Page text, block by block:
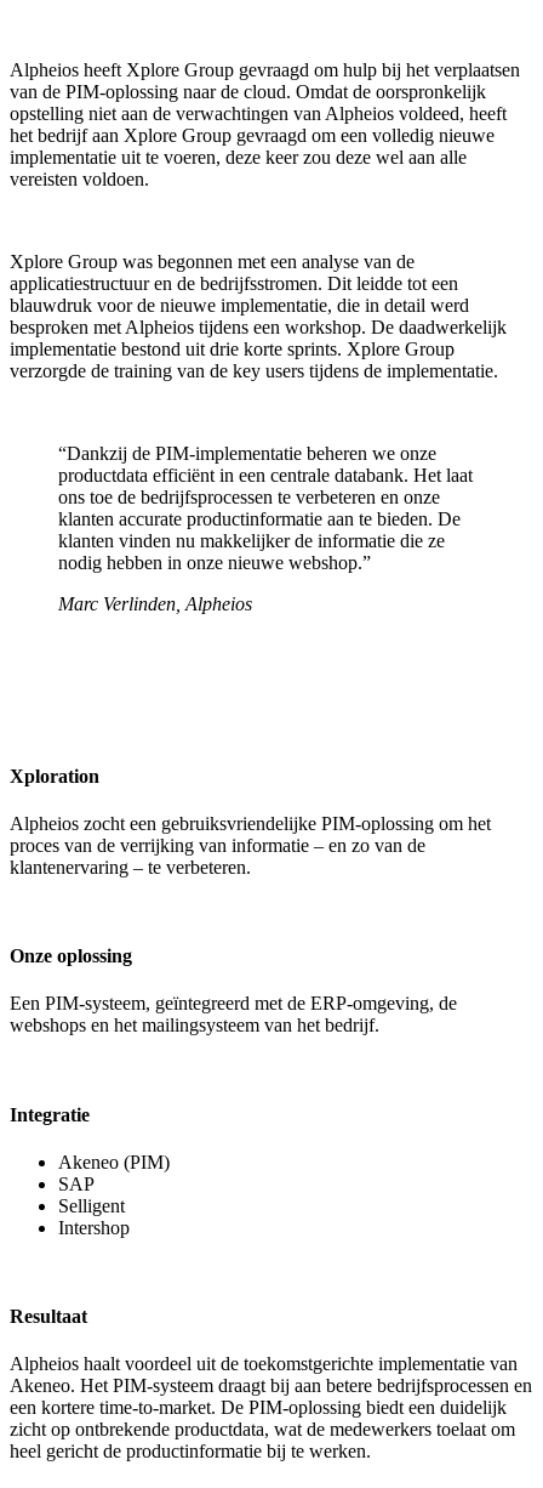
Alpheios heeft Xplore Group gevraagd om hulp bij het verplaatsen
van de PIM-oplossing naar de cloud. Omdat de oorspronkelijk
opstelling niet aan de verwachtingen van Alpheios voldeed, heeft
het bedrijf aan Xplore Group gevraagd om een volledig nieuwe
implementatie uit te voeren, deze keer zou deze wel aan alle
vereisten voldoen.
Xplore Group was begonnen met een analyse van de
applicatiestructuur en de bedrijfsstromen. Dit leidde tot een
blauwdruk voor de nieuwe implementatie, die in detail werd
besproken met Alpheios tijdens een workshop. De daadwerkelijk
implementatie bestond uit drie korte sprints. Xplore Group
verzorgde de training van de key users tijdens de implementatie.
“Dankzij de PIM-implementatie beheren we onze
productdata efficiënt in een centrale databank. Het laat
ons toe de bedrijfsprocessen te verbeteren en onze
klanten accurate productinformatie aan te bieden. De
klanten vinden nu makkelijker de informatie die ze
nodig hebben in onze nieuwe webshop.”
Marc Verlinden, Alpheios
Xploration
Alpheios zocht een gebruiksvriendelijke PIM-oplossing om het
proces van de verrijking van informatie – en zo van de
klantenervaring – te verbeteren.
Onze oplossing
Een PIM-systeem, geïntegreerd met de ERP-omgeving, de
webshops en het mailingsysteem van het bedrijf.
Integratie
Akeneo (PIM)
SAP
Selligent
Intershop
Resultaat
Alpheios haalt voordeel uit de toekomstgerichte implementatie van
Akeneo. Het PIM-systeem draagt bij aan betere bedrijfsprocessen en
een kortere time-to-market. De PIM-oplossing biedt een duidelijk
zicht op ontbrekende productdata, wat de medewerkers toelaat om
heel gericht de productinformatie bij te werken.